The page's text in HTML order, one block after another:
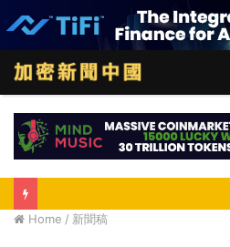
Home / 新聞稿